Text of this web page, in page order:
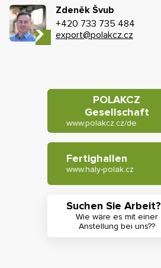
Zdeněk Švub
+420 733 735 484
export@polakcz.cz
POLAKCZ
Gesellschaft
www.polakcz.cz/de
Fertighallen
www.haly-polak.cz
Suchen Sie Arbeit?
Wie wäre es mit einer
Anstellung bei uns??